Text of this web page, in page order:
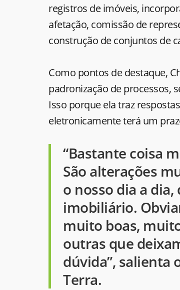
registros de imóveis,
afetação, comissão de
construção de conjuntos de
Como pontos de destaque,
padronização de processos,
Isso porque ela traz
eletronicamente terá um
“Bastante coisa
São alterações
o nosso dia a
imobiliário.
muito boas,
outras que
dúvida”, salienta
Terra.